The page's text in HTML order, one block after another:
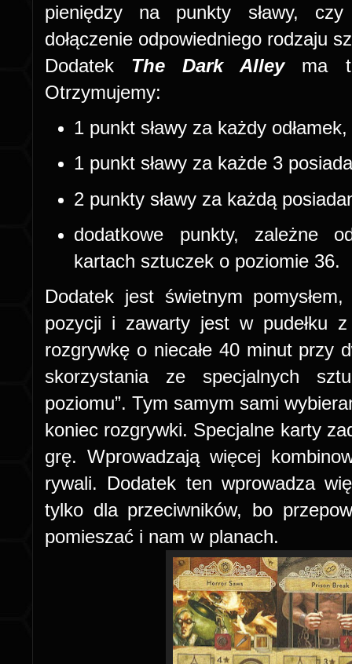
pieniędzy na punkty sławy,
dołączenie odpowiedniego rodzaju
Dodatek The Dark Alleyma
Otrzymujemy:
1 punkt sławy za każdy odłamek,
1 punkt sławy za każde 3
2 punkty sławy za każdą
dodatkowe punkty, zależne
kartach sztuczek o poziomie 36.
Dodatek jest świetnym
pozycji i zawarty jest w pudełku
rozgrywkę o niecałe 40 minut przy
skorzystania ze specjalnych
poziomu”. Tym samym sami
koniec rozgrywki. Specjalne karty
grę. Wprowadzają więcej
rywali. Dodatek ten wprowadza
tylko dla przeciwników, bo
pomieszać i nam w planach.